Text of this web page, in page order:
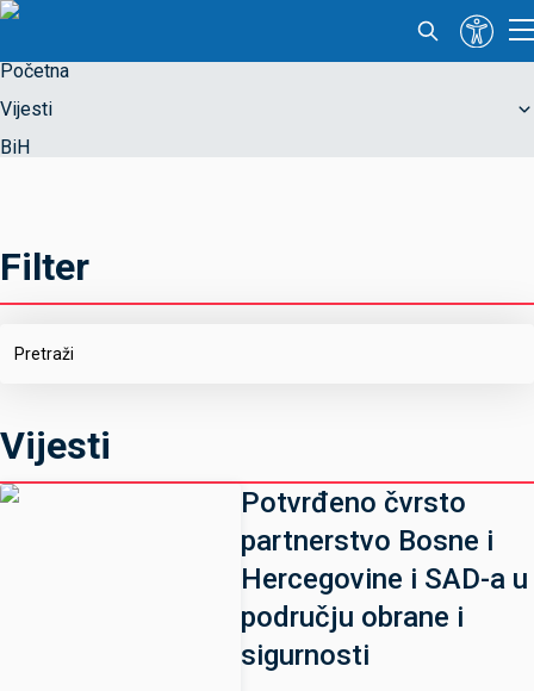
Početna
Vijesti
BiH
Vijesti
Potvrđeno čvrsto
partnerstvo Bosne i
Hercegovine i SAD-a u
području obrane i
sigurnosti
Filter